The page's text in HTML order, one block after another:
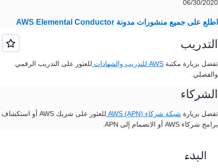
06/30/2020
اطلع على جميع منشورات مدونة AWS Elemental Conductor
التدريب
تفضل بزيارة مكتبة AWS للتدريب والشهادات
للعثور على التدريب الرقمي
والفصلي.
الشركاء
تفضل بزيارة شبكة شركاء AWS (APN)
للعثور على شريك AWS أو استكشاف
برامج شركاء AWS أو الانضمام إلى APN.
البدء